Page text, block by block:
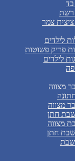
רשת
צמר
לילדים
פריק פשוטות
לילדים
מצווה
מצווה
חתן
מצווה
חתן
שבת